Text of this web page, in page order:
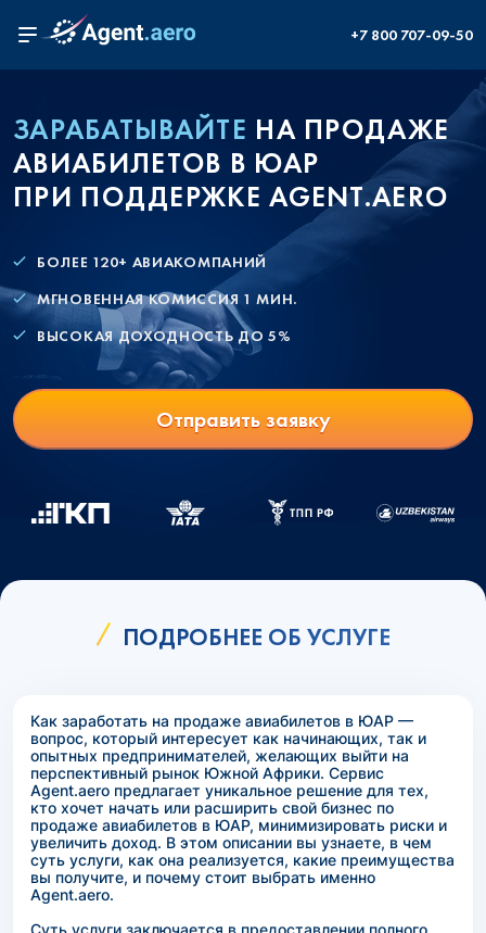
+7 800 707-09-50
ЗАРАБАТЫВАЙТЕ НА ПРОДАЖЕ
АВИАБИЛЕТОВ В ЮАР
ПРИ ПОДДЕРЖКЕ AGENT.AERO
БОЛЕЕ 120+ АВИАКОМПАНИЙ
МГНОВЕННАЯ КОМИССИЯ 1 МИН.
ВЫСОКАЯ ДОХОДНОСТЬ ДО 5%
Отправить заявку
ПОДРОБНЕЕ ОБ УСЛУГЕ
Как заработать на продаже авиабилетов в ЮАР —
вопрос, который интересует как начинающих, так и
опытных предпринимателей, желающих выйти на
перспективный рынок Южной Африки. Сервис
Agent.aero предлагает уникальное решение для тех,
кто хочет начать или расширить свой бизнес по
продаже авиабилетов в ЮАР, минимизировать риски и
увеличить доход. В этом описании вы узнаете, в чем
суть услуги, как она реализуется, какие преимущества
вы получите, и почему стоит выбрать именно
Agent.aero.
Суть услуги заключается в предоставлении полного